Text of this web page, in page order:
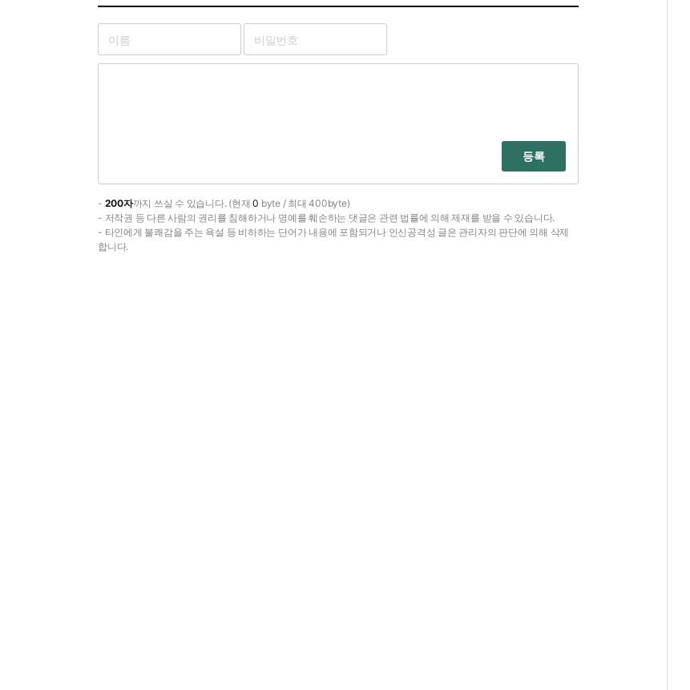
등록
- 200자까지 쓰실 수 있습니다. (현재0 byte / 최대 400byte)
- 저작권 등 다른 사람의 권리를 침해하거나 명예를 훼손하는 댓글은 관련 법률에 의해 제재를 받을 수 있습니다.
- 타인에게 불쾌감을 주는 욕설 등 비하하는 단어가 내용에 포함되거나 인신공격성 글은 관리자의 판단에 의해 삭제
합니다.